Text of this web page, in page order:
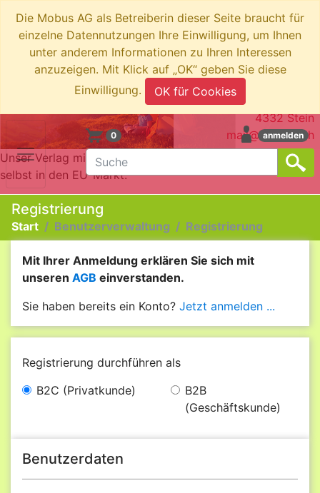
Die Mobus AG als Betreiberin dieser Seite braucht für
einzelne Datennutzungen Ihre Einwilligung, um Ihnen
unter anderem Informationen zu Ihren Interessen
anzuzeigen. Mit Klick auf „OK“ geben Sie diese
Einwilligung.
OK für Cookies
0 anmelden
swiboo.ch by Mobus AG
Brotkorbstrasse 3
4332 Stein
mail@swiboo.ch
Unser Verlag mit Schweizer Adresse bringt die Produkte
selbst in den EU-Markt.
Registrierung
Start Benutzerverwaltung Registrierung
Mit Ihrer Anmeldung erklären Sie sich mit
unseren AGB einverstanden.
Sie haben bereits ein Konto? Jetzt anmelden ...
Registrierung durchführen als
B2C (Privatkunde)
B2B
(Geschäftskunde)
Benutzerdaten